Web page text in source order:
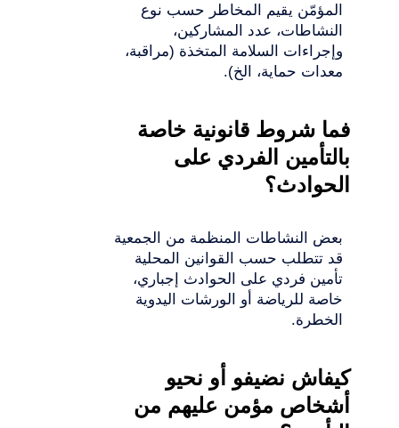
المؤمّن يقيم المخاطر حسب نوع
النشاطات، عدد المشاركين،
وإجراءات السلامة المتخذة (مراقبة،
معدات حماية، الخ).
فما شروط قانونية خاصة
بالتأمين الفردي على
الحوادث؟
بعض النشاطات المنظمة من الجمعية
قد تتطلب حسب القوانين المحلية
تأمين فردي على الحوادث إجباري،
خاصة للرياضة أو الورشات اليدوية
الخطرة.
كيفاش نضيفو أو نحيو
أشخاص مؤمن عليهم من